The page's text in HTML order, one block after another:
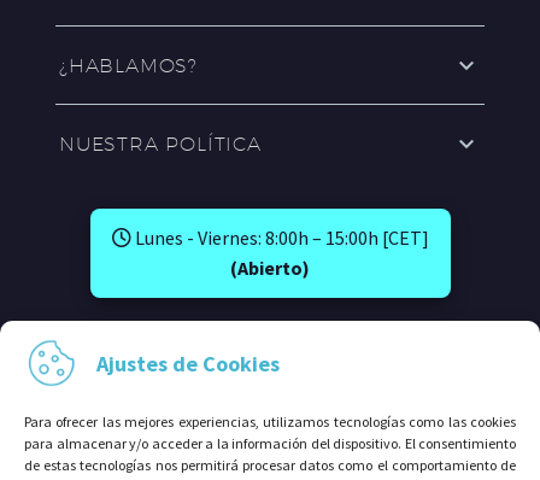
Ajustes de Cookies
Para ofrecer las mejores experiencias, utilizamos tecnologías como las cookies
para almacenar y/o acceder a la información del dispositivo. El consentimiento
de estas tecnologías nos permitirá procesar datos como el comportamiento de
¿HABLAMOS?
NUESTRA POLÍTICA
Lunes - Viernes: 8:00h – 15:00h [CET]
(Abierto)